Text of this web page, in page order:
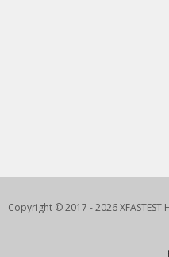
Copyright © 2017 - 2026 XFASTEST